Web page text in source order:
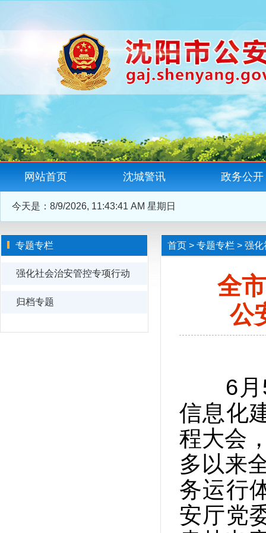
网站首页 沈城警讯 政务公开
今天是： 8/9/2026, 11:43:42 AM 星期日
专题专栏
强化社会治安管控专项行动
归档专题
首页 > 专题专栏 > 强化
全
公
6月5
信息化
程大会
多以来
务运行
安厅党